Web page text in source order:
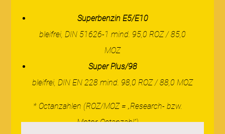
Superbenzin E5/E10
bleifrei, DIN 51626-1 mind. 95,0 ROZ / 85,0
MOZ
Super Plus/98
bleifrei, DIN EN 228 mind. 98,0 ROZ / 88,0 MOZ
* Octanzahlen (ROZ/MOZ = „Research- bzw.
Motor-Octanzahl“)